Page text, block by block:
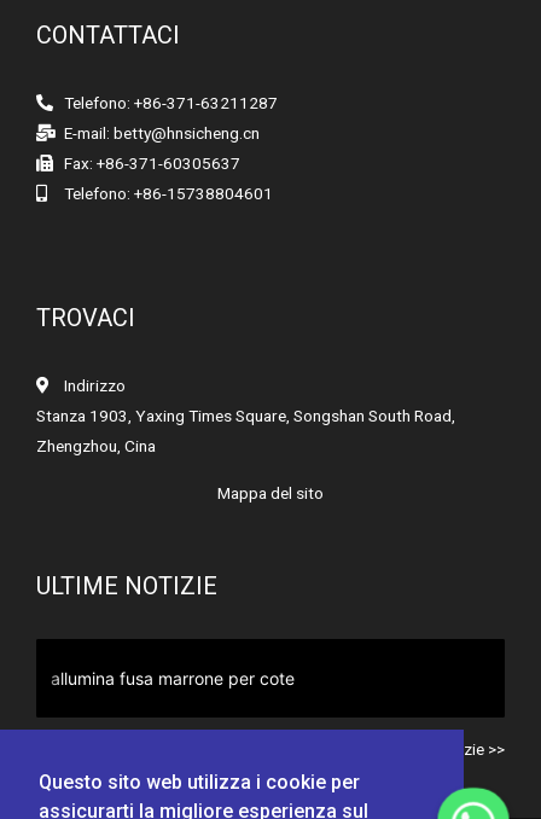
Questo sito web utilizza i cookie per
assicurarti la migliore esperienza sul
CONTATTACI
Telefono: +86-371-63211287
E-mail: betty@hnsicheng.cn
Fax: +86-371-60305637
Telefono: +86-15738804601
TROVACI
Indirizzo
Stanza 1903, Yaxing Times Square, Songshan South Road,
Zhengzhou, Cina
Mappa del sito
ULTIME NOTIZIE
Allumina fusa marrone per dischi lamellari
Tutte le notizie >>